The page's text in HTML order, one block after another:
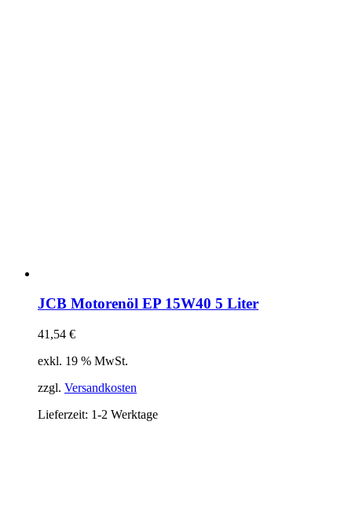
JCB Motorenöl EP 15W40 5 Liter
41,54 €
exkl. 19 % MwSt.
zzgl. Versandkosten
Lieferzeit: 1-2 Werktage